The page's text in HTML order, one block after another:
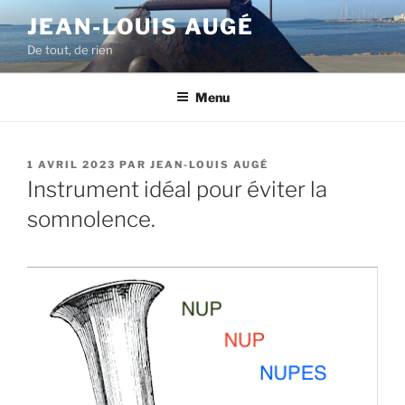
au
contenu
principal
JEAN-LOUIS AUGÉ
De tout, de rien
Menu
PUBLIÉ
LE
1 AVRIL 2023 PAR JEAN-LOUIS AUGÉ
Instrument idéal pour éviter la
somnolence.